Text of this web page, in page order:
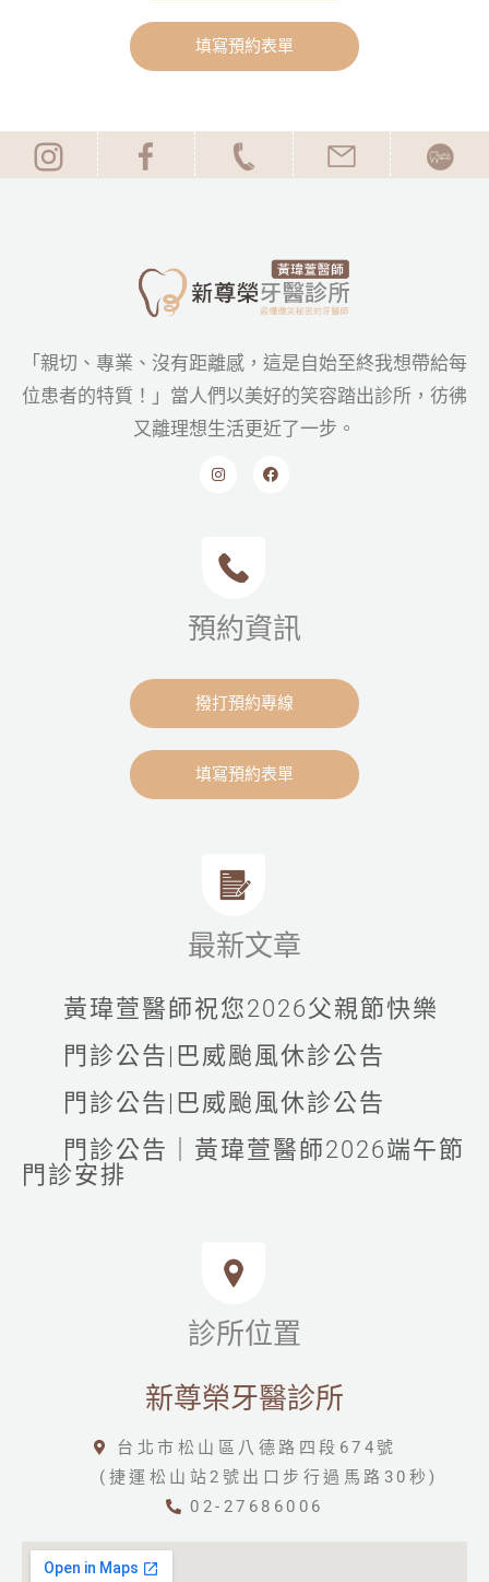
填寫預約表單
「親切、專業、沒有距離感，這是自始至終我想帶給每
位患者的特質！」當人們以美好的笑容踏出診所，彷彿
又離理想生活更近了一步。
預約資訊
撥打預約專線
填寫預約表單
最新文章
黃瑋萱醫師祝您2026父親節快樂
門診公告|巴威颱風休診公告
門診公告|巴威颱風休診公告
門診公告｜黃瑋萱醫師2026端午節
門診安排
診所位置
新尊榮牙醫診所
台北市松山區八德路四段674號
(捷運松山站2號出口步行過馬路30秒)
02-27686006